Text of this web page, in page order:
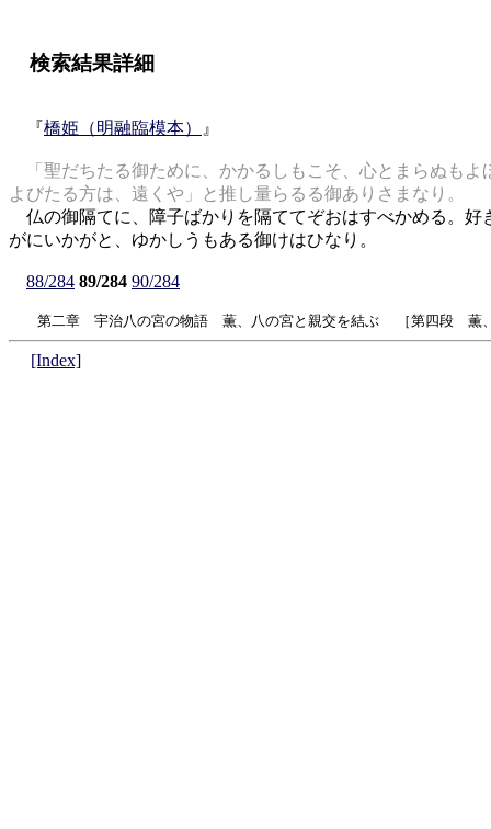
検索結果詳細
『橋姫（明融臨模本） 』
「聖だちたる御ために、かかるしもこそ、心とまらぬも
よびたる方は、遠くや」と推し量らるる御ありさまなり。
仏の御隔てに、障子ばかりを隔ててぞおはすべかめる。
がにいかがと、ゆかしうもある御けはひなり。
88/284 89/284 90/284
第二章 宇治八の宮の物語 薫、八の宮と親交を結ぶ ［第四段 薫、
[Index]